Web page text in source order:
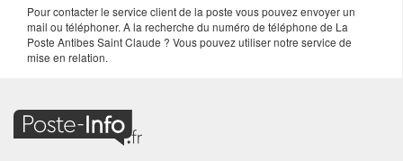
Pour contacter le service client de la poste vous pouvez envoyer un
mail ou téléphoner. A la recherche du numéro de téléphone de La
Poste Antibes Saint Claude ? Vous pouvez utiliser notre service de
mise en relation.